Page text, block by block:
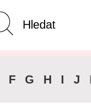
F G H I J